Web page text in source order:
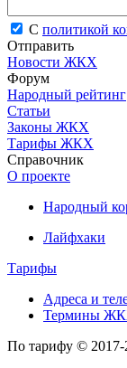
С политикой
Отправить
Новости ЖКХ
Форум
Народный рейтинг
Статьи
Законы ЖКХ
Тарифы ЖКХ
Справочник
О проекте
Народный
Лайфхаки
Тарифы
Адреса и
Термины
По тарифу © 2017-